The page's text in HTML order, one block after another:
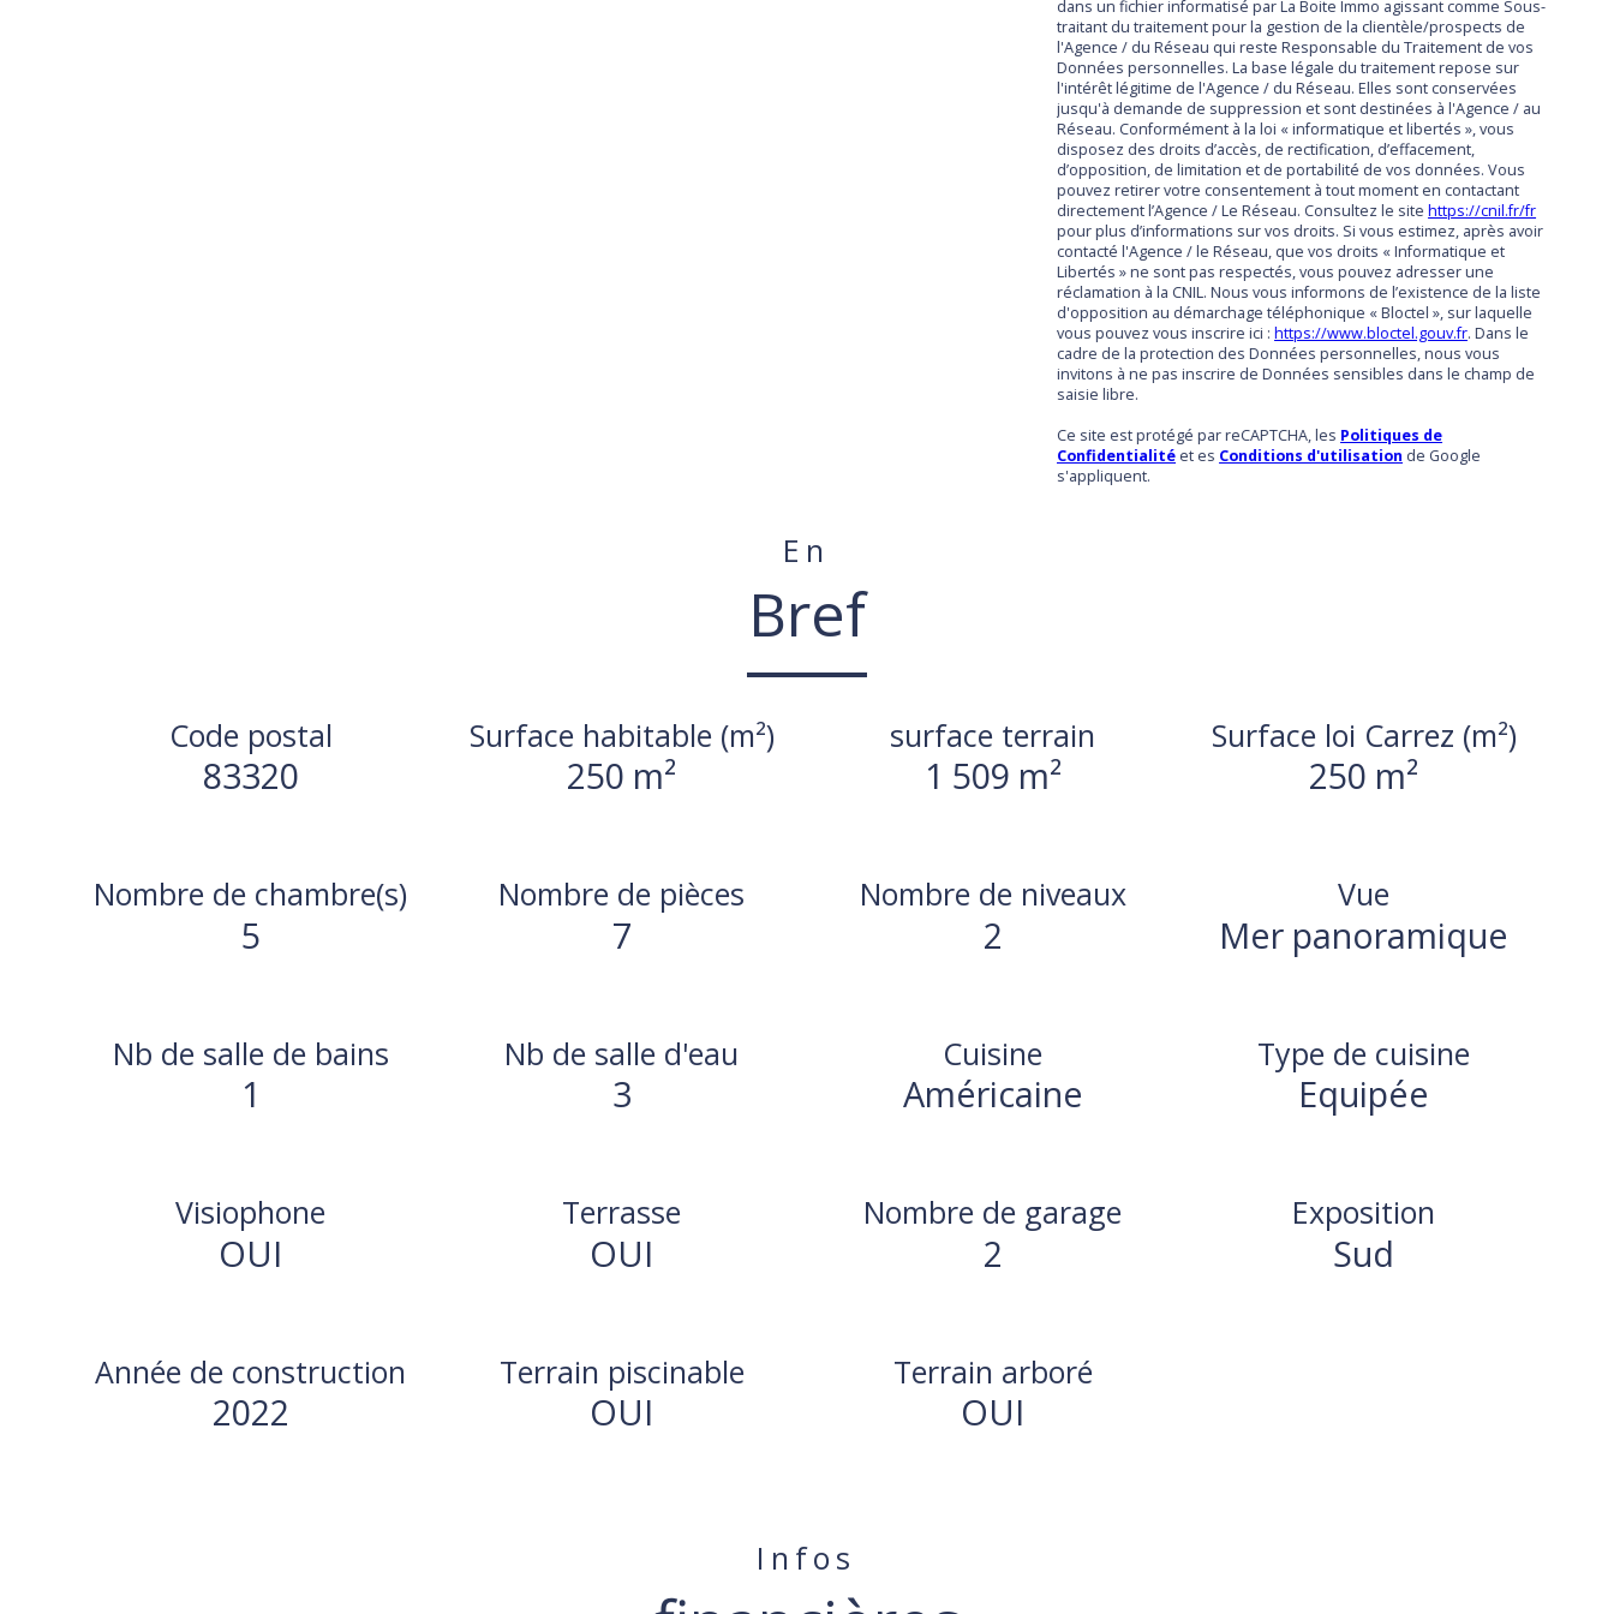
dans un fichier informatisé par La Boite Immo agissant comme Sous-
traitant du traitement pour la gestion de la clientèle/prospects de
l'Agence / du Réseau qui reste Responsable du Traitement de vos
Données personnelles. La base légale du traitement repose sur
l'intérêt légitime de l'Agence / du Réseau. Elles sont conservées
jusqu'à demande de suppression et sont destinées à l'Agence / au
Réseau. Conformément à la loi « informatique et libertés », vous
disposez des droits d’accès, de rectification, d’effacement,
d’opposition, de limitation et de portabilité de vos données. Vous
pouvez retirer votre consentement à tout moment en contactant
directement l’Agence / Le Réseau. Consultez le site https://cnil.fr/fr
pour plus d’informations sur vos droits. Si vous estimez, après avoir
contacté l'Agence / le Réseau, que vos droits « Informatique et
Libertés » ne sont pas respectés, vous pouvez adresser une
réclamation à la CNIL. Nous vous informons de l’existence de la liste
d'opposition au démarchage téléphonique « Bloctel », sur laquelle
vous pouvez vous inscrire ici : https://www.bloctel.gouv.fr. Dans le
cadre de la protection des Données personnelles, nous vous
invitons à ne pas inscrire de Données sensibles dans le champ de
saisie libre.
Ce site est protégé par reCAPTCHA, les Politiques de
Confidentialité et es Conditions d'utilisation de Google
s'appliquent.
En
Bref
Code postal
83320
Surface habitable (m²)
250 m²
surface terrain
1 509 m²
Surface loi Carrez (m²)
250 m²
Nombre de chambre(s)
5
Nombre de pièces
7
Nombre de niveaux
2
Vue
Mer panoramique
Nb de salle de bains
1
Nb de salle d'eau
3
Cuisine
Américaine
Type de cuisine
Equipée
Visiophone
OUI
Terrasse
OUI
Nombre de garage
2
Exposition
Sud
Année de construction
2022
Terrain piscinable
OUI
Terrain arboré
OUI
Infos